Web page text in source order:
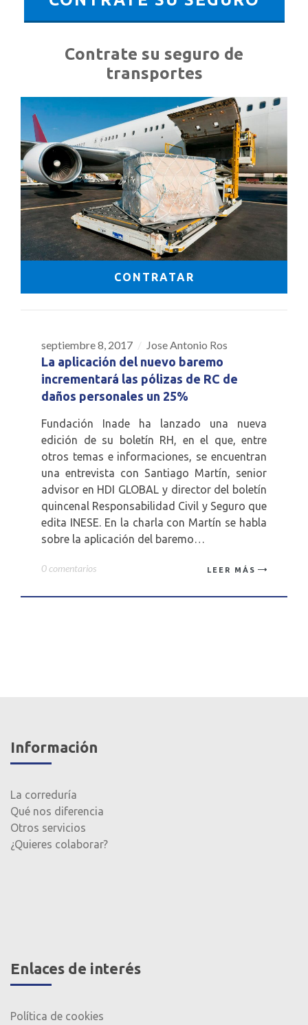
Contrate su seguro de
transportes
CONTRATAR
08
SEP
septiembre 8, 2017 Jose Antonio Ros
La aplicación del nuevo baremo
incrementará las pólizas de RC de
daños personales un 25%
Fundación Inade ha lanzado una nueva
edición de su boletín RH, en el que, entre
otros temas e informaciones, se encuentran
una entrevista con Santiago Martín, senior
advisor en HDI GLOBAL y director del boletín
quincenal Responsabilidad Civil y Seguro que
edita INESE. En la charla con Martín se habla
sobre la aplicación del baremo…
0 comentarios LEER MÁS
Información
La correduría
Qué nos diferencia
Otros servicios
¿Quieres colaborar?
Enlaces de interés
Política de cookies